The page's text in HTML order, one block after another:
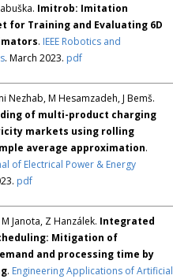
Imitrob: Imitation
for Training and Evaluating 6D
. IEEE Robotics and
. March 2023. pdf
Nezhab, M Hesamzadeh, J Bemš.
of multi-product charging
markets using rolling
average approximation.
of Electrical Power & Energy
pdf
Janota, Z Hanzálek. Integrated
Mitigation of
and processing time by
. Engineering Applications of Artificial